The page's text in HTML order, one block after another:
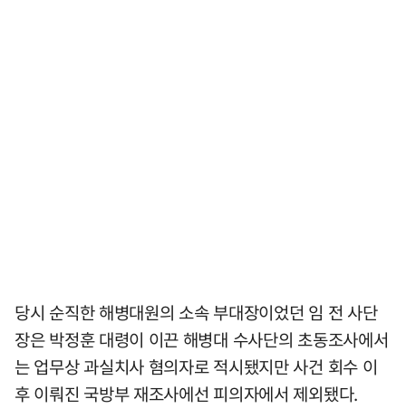
당시 순직한 해병대원의 소속 부대장이었던 임 전 사단
장은 박정훈 대령이 이끈 해병대 수사단의 초동조사에서
는 업무상 과실치사 혐의자로 적시됐지만 사건 회수 이
후 이뤄진 국방부 재조사에선 피의자에서 제외됐다.